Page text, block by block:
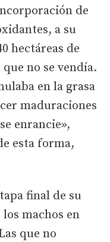
de
a su
hectáreas de
no se vendía.
en la grasa
maduraciones
enrancie»,
esta forma,
final de su
machos en
que no